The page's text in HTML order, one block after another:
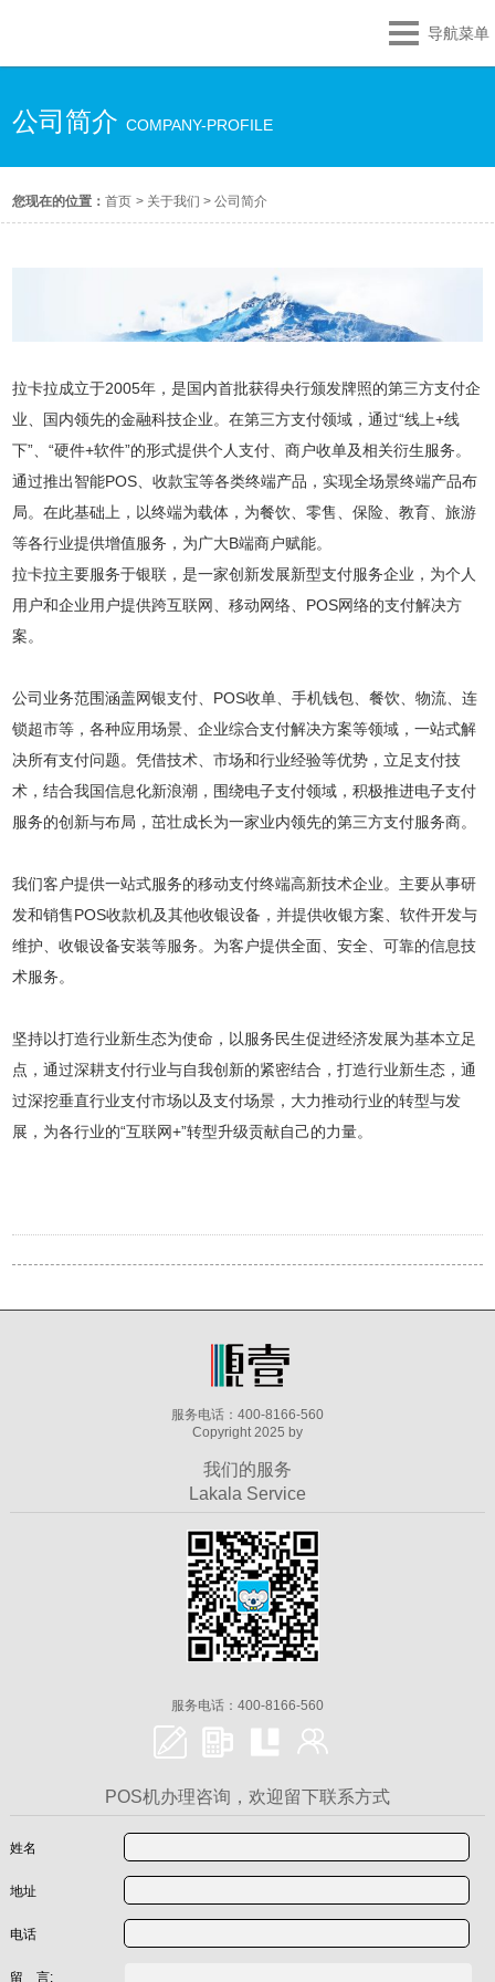
导航菜单
公司简介COMPANY-PROFILE
您现在的位置：首页 > 关于我们 >公司简介
拉卡拉成立于2005年，是国内首批获得央行颁发牌照的第三方支付企
业、国内领先的金融科技企业。在第三方支付领域，通过“线上+线
下”、“硬件+软件”的形式提供个人支付、商户收单及相关衍生服务。
通过推出智能POS、收款宝等各类终端产品，实现全场景终端产品布
局。在此基础上，以终端为载体，为餐饮、零售、保险、教育、旅游
等各行业提供增值服务，为广大B端商户赋能。
拉卡拉主要服务于银联，是一家创新发展新型支付服务企业，为个人
用户和企业用户提供跨互联网、移动网络、POS网络的支付解决方
案。
公司业务范围涵盖网银支付、POS收单、手机钱包、餐饮、物流、连
锁超市等，各种应用场景、企业综合支付解决方案等领域，一站式解
决所有支付问题。凭借技术、市场和行业经验等优势，立足支付技
术，结合我国信息化新浪潮，围绕电子支付领域，积极推进电子支付
服务的创新与布局，茁壮成长为一家业内领先的第三方支付服务商。
我们客户提供一站式服务的移动支付终端高新技术企业。主要从事研
发和销售POS收款机及其他收银设备，并提供收银方案、软件开发与
维护、收银设备安装等服务。为客户提供全面、安全、可靠的信息技
术服务。
坚持以打造行业新生态为使命，以服务民生促进经济发展为基本立足
点，通过深耕支付行业与自我创新的紧密结合，打造行业新生态，通
过深挖垂直行业支付市场以及支付场景，大力推动行业的转型与发
展，为各行业的“互联网+”转型升级贡献自己的力量。
服务电话：400-8166-560
Copyright 2025 by
我们的服务
Lakala Service
服务电话：400-8166-560
POS机办理咨询，欢迎留下联系方式
姓名
地址
电话
留 言: